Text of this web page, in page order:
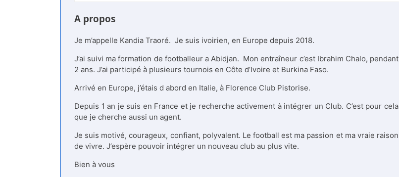
A propos
Je m’appelle Kandia Traoré. Je suis ivoirien, en Europe depuis 2018.
J’ai suivi ma formation de footballeur a Abidjan. Mon entraîneur c’est Ibrahim Chalo, pendant
2 ans. J’ai participé à plusieurs tournois en Côte d’Ivoire et Burkina Faso.
Arrivé en Europe, j’étais d abord en Italie, à Florence Club Pistorise.
Depuis 1 an je suis en France et je recherche activement à intégrer un Club. C’est pour cela
que je cherche aussi un agent.
Je suis motivé, courageux, confiant, polyvalent. Le football est ma passion et ma vraie raison
de vivre. J’espère pouvoir intégrer un nouveau club au plus vite.
Bien à vous